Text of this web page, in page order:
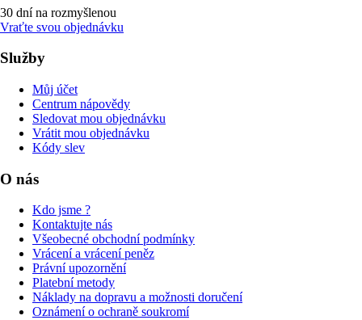
30 dní na rozmyšlenou
Vraťte svou objednávku
Služby
Můj účet
Centrum nápovědy
Sledovat mou objednávku
Vrátit mou objednávku
Kódy slev
O nás
Kdo jsme ?
Kontaktujte nás
Všeobecné obchodní podmínky
Vrácení a vrácení peněz
Právní upozornění
Platební metody
Náklady na dopravu a možnosti doručení
Oznámení o ochraně soukromí